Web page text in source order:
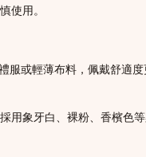
使用。
服或輕薄布料，佩戴舒適
用象牙白、裸粉、香檳色